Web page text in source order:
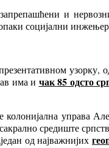
и
социјални
узорку,
има и чак 85 одсто
колонијална управа
средиште
од најважнијих